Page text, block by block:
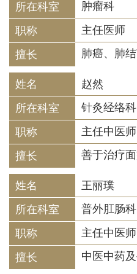
肿瘤科
主任医师
赵然
针灸经络科
主任中医师
王丽璞
普外肛肠科
主任中医师